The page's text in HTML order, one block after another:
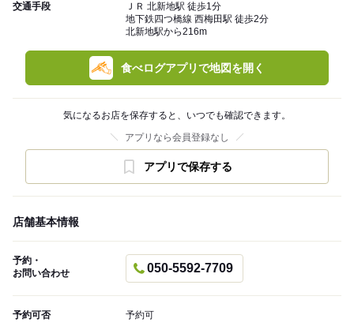
交通手段
ＪＲ 北新地駅 徒歩1分
地下鉄四つ橋線 西梅田駅 徒歩2分
北新地駅から216m
食べログアプリで地図を開く
気になるお店を保存すると、いつでも確認できます。
アプリなら会員登録なし
アプリで保存する
店舗基本情報
予約・
お問い合わせ
050-5592-7709
予約可否 予約可